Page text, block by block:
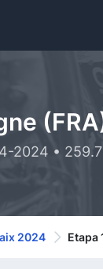
2024 •
2024 Etapa